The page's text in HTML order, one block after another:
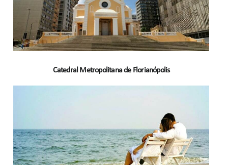
Catedral Metropolitana de Florianópolis